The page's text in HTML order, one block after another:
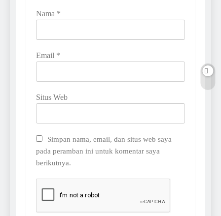
Nama *
Email *
Situs Web
Simpan nama, email, dan situs web saya
pada peramban ini untuk komentar saya
berikutnya.